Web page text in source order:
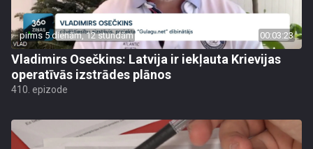
pirms 5 dienām, 12 stundām 00:03:23
Vladimirs Osečkins: Latvija ir iekļauta Krievijas
operatīvās izstrādes plānos
410. epizode